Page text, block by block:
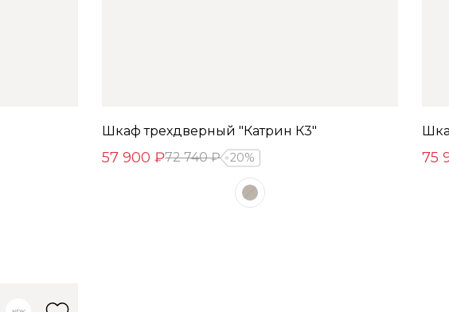
Шкаф трехдверный "Катрин К3"
57 900 ₽72 740 ₽ 20% 75